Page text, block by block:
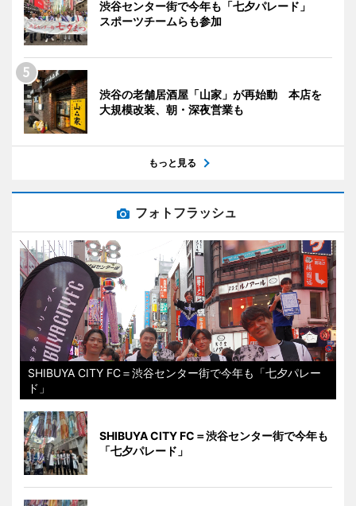
渋谷センター街で今年も「七夕パレード」
スポーツチームらも参加
渋谷の老舗居酒屋「山家」が再始動 本店を
大規模改装、朝・深夜営業も
もっと見る
フォトフラッシュ
SHIBUYA CITY FC＝渋谷センター街で今年も「七夕パレー
ド」
SHIBUYA CITY FC＝渋谷センター街で今年も
「七夕パレード」